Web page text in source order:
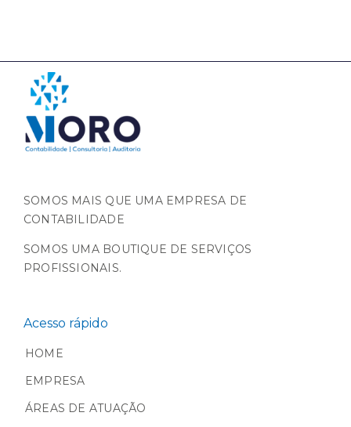
SOMOS MAIS QUE UMA EMPRESA DE
CONTABILIDADE
SOMOS UMA BOUTIQUE DE SERVIÇOS
PROFISSIONAIS.
Acesso rápido
HOME
EMPRESA
ÁREAS DE ATUAÇÃO